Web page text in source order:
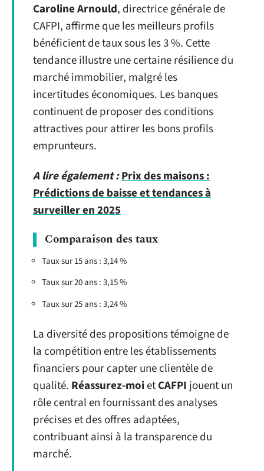
Caroline Arnould, directrice générale de
CAFPI, affirme que les meilleurs profils
bénéficient de taux sous les 3 %. Cette
tendance illustre une certaine résilience du
marché immobilier, malgré les
incertitudes économiques. Les banques
continuent de proposer des conditions
attractives pour attirer les bons profils
emprunteurs.
A lire également :Prix des maisons :
Prédictions de baisse et tendances à
surveiller en 2025
Comparaison des taux
Taux sur 15 ans : 3,14 %
Taux sur 20 ans : 3,15 %
Taux sur 25 ans : 3,24 %
La diversité des propositions témoigne de
la compétition entre les établissements
financiers pour capter une clientèle de
qualité. Réassurez-moietCAFPI jouent un
rôle central en fournissant des analyses
précises et des offres adaptées,
contribuant ainsi à la transparence du
marché.